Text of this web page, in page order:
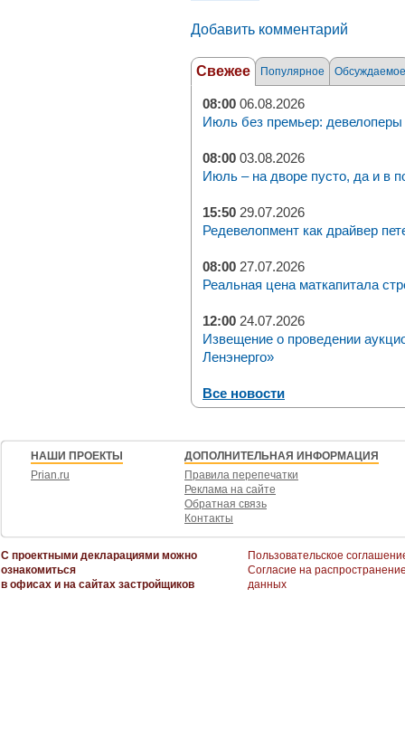
Добавить комментарий
Свежее Популярное Обсуждаемое
08:00 06.08.2026
Июль без премьер: девелоперы
08:00 03.08.2026
Июль – на дворе пусто, да и в
15:50 29.07.2026
Редевелопмент как драйвер
08:00 27.07.2026
Реальная цена маткапитала
12:00 24.07.2026
Извещение о проведении
Ленэнерго»
Все новости
НАШИ ПРОЕКТЫ
Prian.ru
ДОПОЛНИТЕЛЬНАЯ ИНФОРМАЦИЯ
Правила перепечатки
Реклама на сайте
Обратная связь
Контакты
С проектными декларациями можно
ознакомиться
в офисах и на сайтах застройщиков
Пользовательское
Согласие на
данных